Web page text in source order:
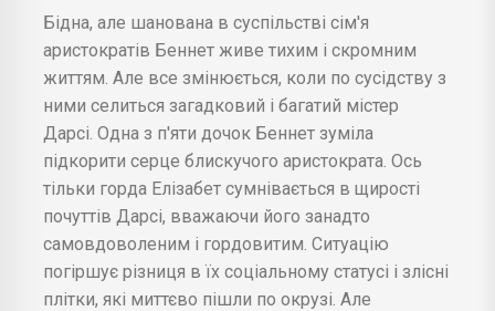
Бідна, але шанована в суспільстві сім'я
аристократів Беннет живе тихим і скромним
життям. Але все змінюється, коли по сусідству з
ними селиться загадковий і багатий містер
Дарсі. Одна з п'яти дочок Беннет зуміла
підкорити серце блискучого аристократа. Ось
тільки горда Елізабет сумнівається в щирості
почуттів Дарсі, вважаючи його занадто
самовдоволеним і гордовитим. Ситуацію
погіршує різниця в їх соціальному статусі і злісні
плітки, які миттєво пішли по окрузі. Але